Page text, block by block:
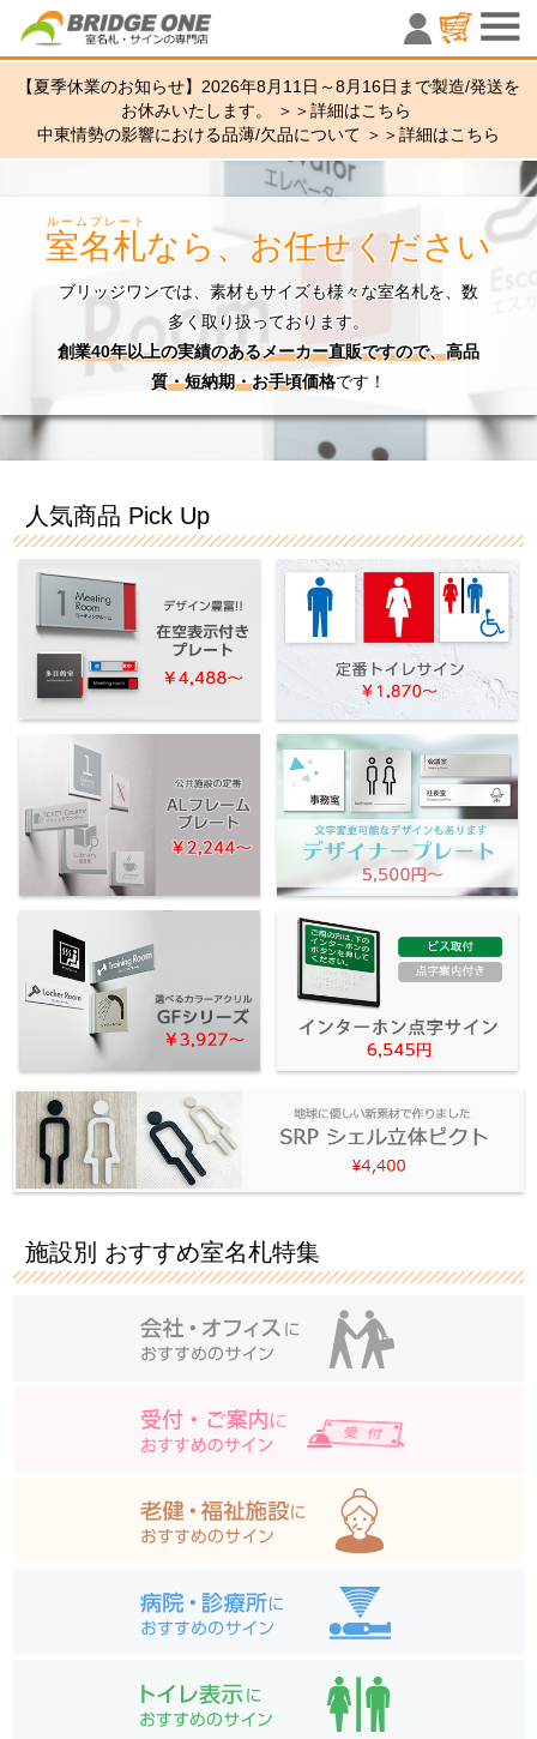
室名札・
【夏季休業のお知らせ】2026年8月11日～8月16日まで製造/発送を
お休みいたします。 ＞＞詳細はこちら
中東情勢の影響における品薄/欠品について ＞＞詳細はこちら
室名札
ルームプレート
なら、お任せください
ブリッジワンでは、素材もサイズも様々な室名札を、数
多く取り扱っております。
創業40年以上の実績のあるメーカー直販ですので、高品
質・短納期・お手頃価格です！
人気商品 Pick Up
施設別 おすすめ室名札特集